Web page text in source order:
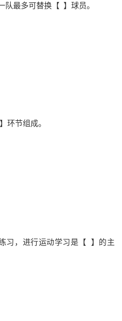
队最多可替换【 】球员。
环节组成。
习，进行运动学习是【 】的主